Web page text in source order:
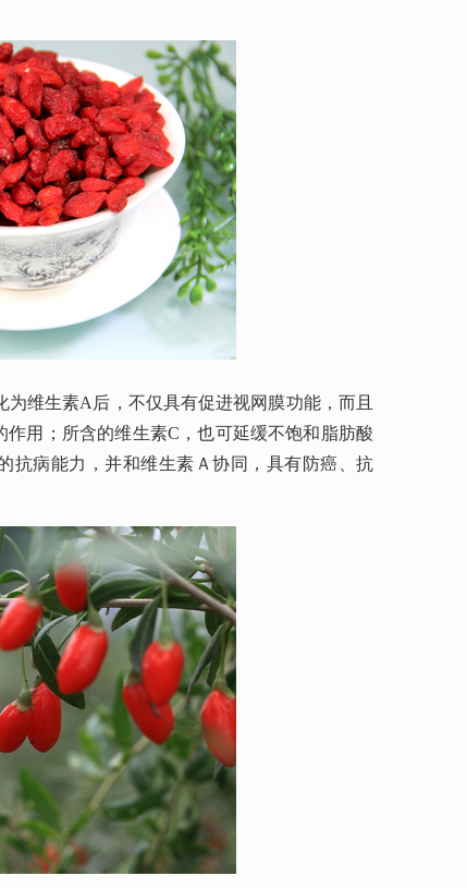
维生素A后，不仅具有促进视网膜功能，而且
用；所含的维生素C，也可延缓不饱和脂肪酸
抗病能力，并和维生素Ａ协同，具有防癌、抗